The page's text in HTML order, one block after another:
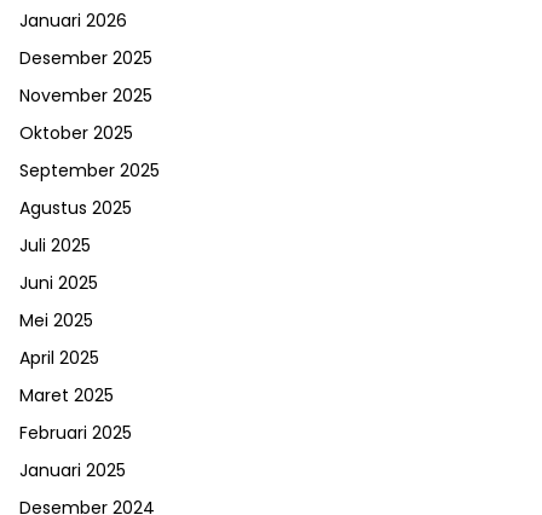
Januari 2026
Desember 2025
November 2025
Oktober 2025
September 2025
Agustus 2025
Juli 2025
Juni 2025
Mei 2025
April 2025
Maret 2025
Februari 2025
Januari 2025
Desember 2024